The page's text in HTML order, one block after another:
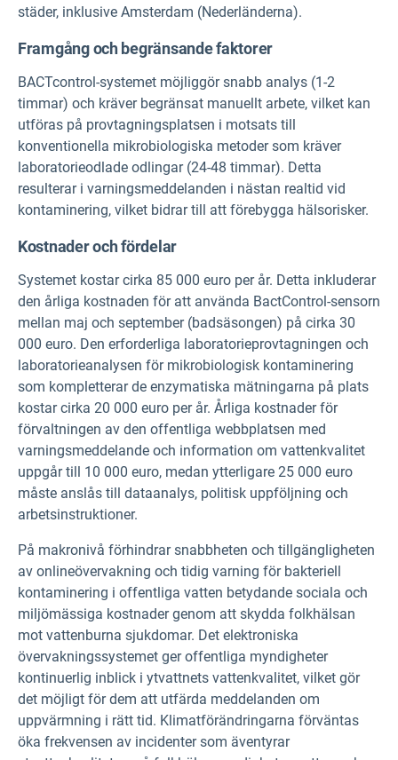
städer, inklusive Amsterdam (Nederländerna).
Framgång och begränsande faktorer
BACTcontrol-systemet möjliggör snabb analys (1-2
timmar) och kräver begränsat manuellt arbete, vilket kan
utföras på provtagningsplatsen i motsats till
konventionella mikrobiologiska metoder som kräver
laboratorieodlade odlingar (24-48 timmar). Detta
resulterar i varningsmeddelanden i nästan realtid vid
kontaminering, vilket bidrar till att förebygga hälsorisker.
Kostnader och fördelar
Systemet kostar cirka 85 000 euro per år. Detta inkluderar
den årliga kostnaden för att använda BactControl-sensorn
mellan maj och september (badsäsongen) på cirka 30
000 euro. Den erforderliga laboratorieprovtagningen och
laboratorieanalysen för mikrobiologisk kontaminering
som kompletterar de enzymatiska mätningarna på plats
kostar cirka 20 000 euro per år. Årliga kostnader för
förvaltningen av den offentliga webbplatsen med
varningsmeddelande och information om vattenkvalitet
uppgår till 10 000 euro, medan ytterligare 25 000 euro
måste anslås till dataanalys, politisk uppföljning och
arbetsinstruktioner.
På makronivå förhindrar snabbheten och tillgängligheten
av onlineövervakning och tidig varning för bakteriell
kontaminering i offentliga vatten betydande sociala och
miljömässiga kostnader genom att skydda folkhälsan
mot vattenburna sjukdomar. Det elektroniska
övervakningssystemet ger offentliga myndigheter
kontinuerlig inblick i ytvattnets vattenkvalitet, vilket gör
det möjligt för dem att utfärda meddelanden om
uppvärmning i rätt tid. Klimatförändringarna förväntas
öka frekvensen av incidenter som äventyrar